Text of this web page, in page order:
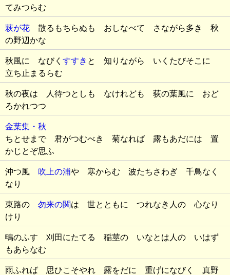
てみつらむ
萩が花 散るもちらぬも おしなべて さながら多き 秋
の野辺かな
秋風に なびく すすき と 知りながら いくたびそこに
立ち止まるらむ
秋の夜は 人待つとしも なけれども 荻の葉風に おど
ろかれつつ
金葉集・秋
ちとせまで 君がつむべき 菊なれば 露もあだには 置
かじとぞ思ふ
沖つ風 吹上の浦や 寒からむ 波たちさわぎ 千鳥なく
なり
東路の 勿来の関は 世とともに つれなき人の 心なり
けり
鴫のふす 刈田にたてる 稲莖の いなとは人の いはず
もあらなむ
雨ふれば 思ひこそやれ 露をだに 重げになびく 真野